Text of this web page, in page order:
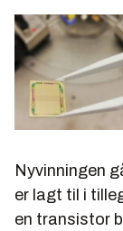
Nyvinningen
er lagt til i
en transistor